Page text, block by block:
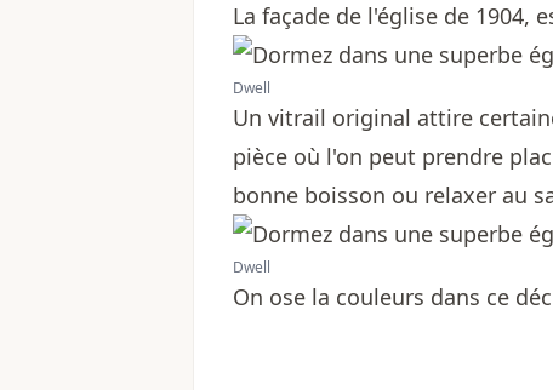
La façade de l'église de 1904,
Dwell
Un vitrail original attire
pièce où l'on peut prendre
bonne boisson ou relaxer au
Dwell
On ose la couleurs dans ce